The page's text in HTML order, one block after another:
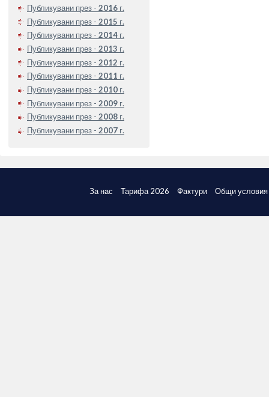
Публикувани през - 2016 г.
Публикувани през - 2015 г.
Публикувани през - 2014 г.
Публикувани през - 2013 г.
Публикувани през - 2012 г.
Публикувани през - 2011 г.
Публикувани през - 2010 г.
Публикувани през - 2009 г.
Публикувани през - 2008 г.
Публикувани през - 2007 г.
За нас Тарифа 2026 Фактури Общи условия